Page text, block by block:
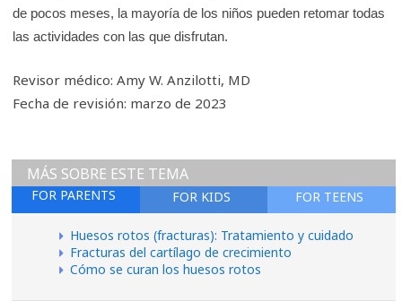
de pocos meses, la mayoría de los niños pueden retomar todas
las actividades con las que disfrutan.
Revisor médico: Amy W. Anzilotti, MD
Fecha de revisión: marzo de 2023
FOR TEENS
FOR KIDS
FOR PARENTS
MÁS SOBRE ESTE TEMA
Huesos rotos (fracturas): Tratamiento y cuidado
Fracturas del cartílago de crecimiento
Cómo se curan los huesos rotos